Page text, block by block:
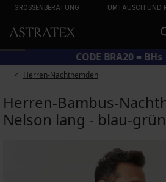
GRÖSSENBERATUNG UMTAUSCH UND
CODE BRA20 =
Herren-Nachthemden
Herren-Bambus-
Nelson lang - blau-grün